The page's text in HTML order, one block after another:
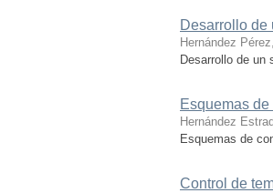
Desarrollo de
Hernández
Desarrollo de un
Esquemas
Hernández
Esquemas de
Control de